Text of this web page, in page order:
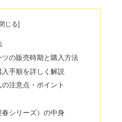
の販売時期と購入方法
手順を詳しく解説
注意点・ポイント
シリーズ）の中身